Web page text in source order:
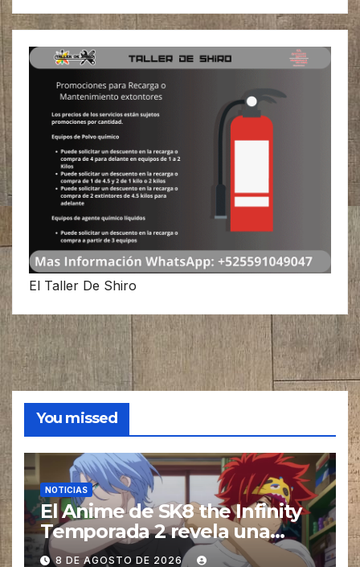
El Taller De Shiro
You missed
NOTICIAS
El Anime de SK8 the Infinity
Temporada 2 revela una
imagen promocional
8 DE AGOSTO DE 2026